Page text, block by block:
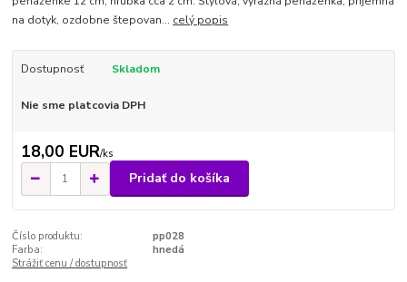
na dotyk, ozdobne štepovan... celý popis
Dostupnosť Skladom
Nie sme platcovia DPH
18,00 EUR/ks
Pridať do košíka
Číslo produktu:
pp028
Farba:
hnedá
Strážiť cenu / dostupnosť